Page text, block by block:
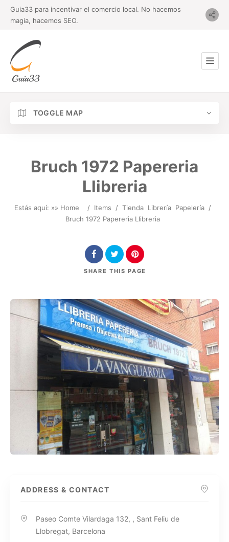
Guia33 para incentivar el comercio local. No hacemos
magia, hacemos SEO.
TOGGLE MAP
Bruch 1972 Papereria
Llibreria
Estás aquí: »» Home / Items / Tienda Librería Papelería /
Bruch 1972 Papereria Llibreria
SHARE THIS PAGE
ADDRESS & CONTACT
Paseo Comte Vilardaga 132, , Sant Feliu de
Llobregat, Barcelona